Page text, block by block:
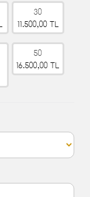
30
11.500,00 TL
50
16.500,00 TL